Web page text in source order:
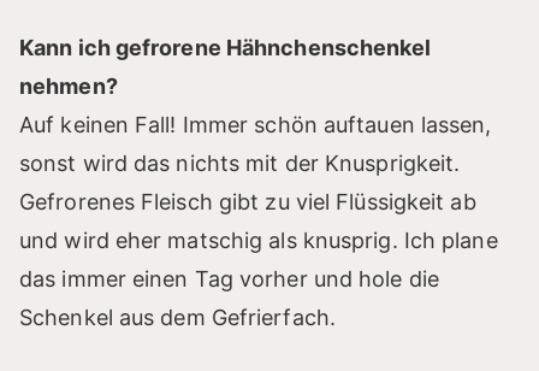
Kann ich gefrorene Hähnchenschenkel
nehmen?
Auf keinen Fall! Immer schön auftauen lassen,
sonst wird das nichts mit der Knusprigkeit.
Gefrorenes Fleisch gibt zu viel Flüssigkeit ab
und wird eher matschig als knusprig. Ich plane
das immer einen Tag vorher und hole die
Schenkel aus dem Gefrierfach.